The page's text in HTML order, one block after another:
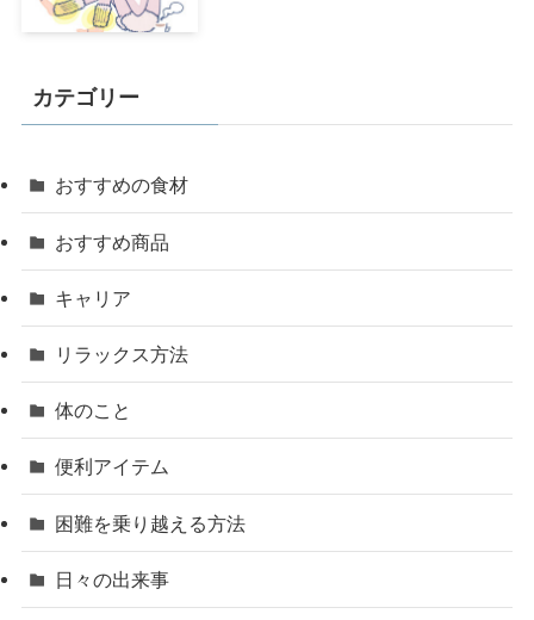
カテゴリー
おすすめの食材
おすすめ商品
キャリア
リラックス方法
体のこと
便利アイテム
困難を乗り越える方法
日々の出来事